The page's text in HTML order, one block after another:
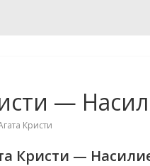
—
Кристи
Кристи —